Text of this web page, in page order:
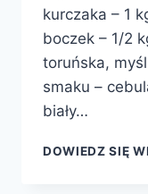
kurczaka – 1
boczek – 1/2
toruńska,
smaku –
biały…
DOWIEDZ SIĘ